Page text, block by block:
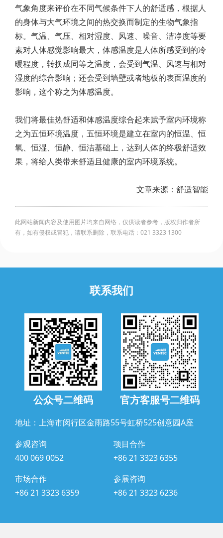
气象角度来评价在不同气候条件下人的舒适感，根据人
的身体与大气环境之间的热交换而制定的生物气象指
标。气温、气压、相对湿度、风速、噪音、洁净度等要
素对人体感觉影响最大，体感温度是人体所感受到的冷
暖程度，转换成同等之温度，会受到气温、风速与相对
湿度的综合影响；还会受到墙壁或者地板的表面温度的
影响，这个称之为体感温度。
我们将最佳热舒适和体感温度综合起来赋予室内环境称
之为五恒环境温度，五恒环境是建立在室内的恒温、恒
氧、恒湿、恒静、恒洁基础上，达到人体的终极舒适效
果，将给人类带来舒适且健康的室内环境系统。
文章来源：舒适智能
此网站新闻内容及使用图片均来自网络，仅供读者参考，版权归作者所
有，如有侵权或冒犯，请联系删除，联系电话：021 3323 1300
联系我们
公众号二维码 官方客服号二维码
地址：上海市闵行区金雨路55号虹桥525创意园A座
参观咨询
400 069 0052
项目合作
+86 21 3323 6355
市场合作
+86 21 3323 6359
参展咨询
+86 21 3323 6236